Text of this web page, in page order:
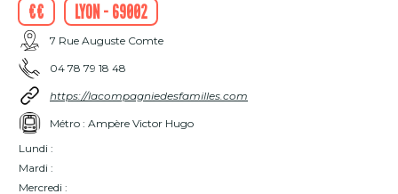
€€
Lyon - 69002
7 Rue Auguste Comte
04 78 79 18 48
https://lacompagniedesfamilles.com
Métro : Ampère Victor Hugo
Lundi :
Mardi :
Mercredi :